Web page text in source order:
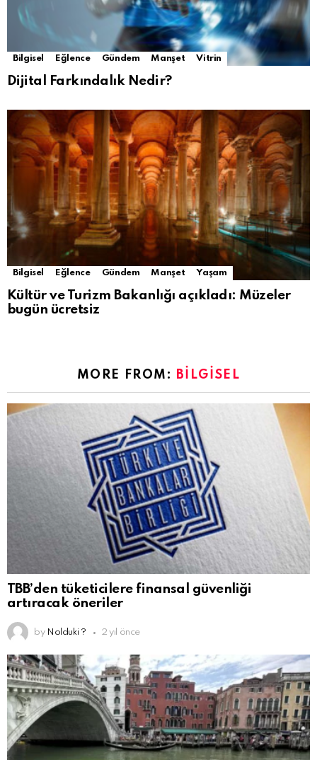
Bilgisel Eğlence Gündem Manşet Vitrin
Dijital Farkındalık Nedir?
Bilgisel Eğlence Gündem Manşet Yaşam
Kültür ve Turizm Bakanlığı açıkladı: Müzeler
bugün ücretsiz
MORE FROM: BILGISEL
TBB’den tüketicilere finansal güvenliği
artıracak öneriler
by Nolduki ? 2 yıl önce